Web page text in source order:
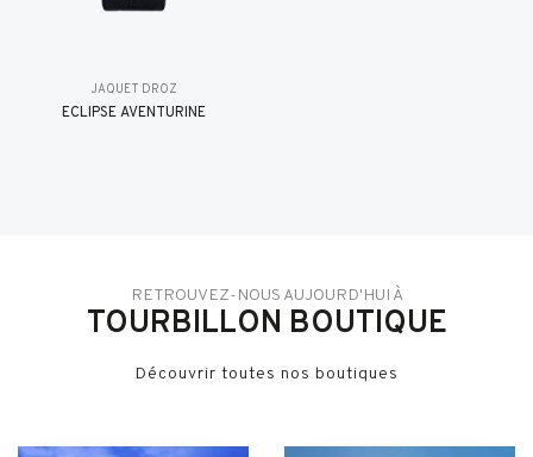
JAQUET DROZ
ÉCLIPSE AVENTURINE
RETROUVEZ-NOUS AUJOURD'HUI À
TOURBILLON BOUTIQUE
Découvrir toutes nos boutiques